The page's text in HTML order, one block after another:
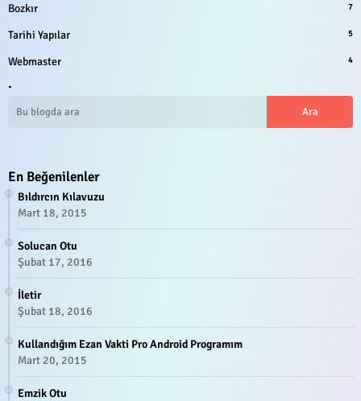
Bozkır 7
Tarihi Yapılar 5
Webmaster 4
.
En Beğenilenler
Bıldırcın Kılavuzu
Mart 18, 2015
Solucan Otu
Şubat 17, 2016
İletir
Şubat 18, 2016
Kullandığım Ezan Vakti Pro Android Programım
Mart 20, 2015
Emzik Otu